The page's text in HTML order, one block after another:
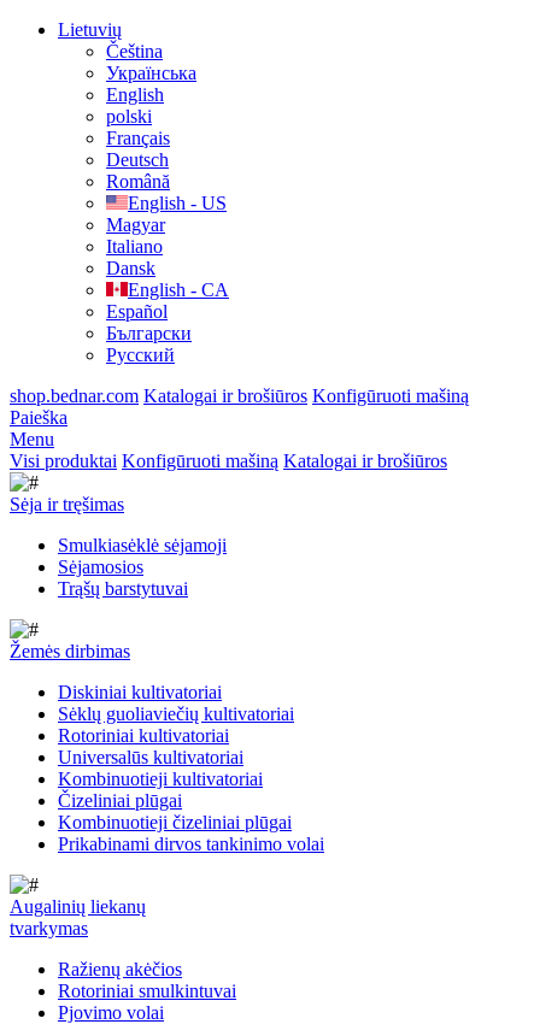
Lietuvių
Čeština
Українська
English
polski
Français
Deutsch
Română
English - US
Magyar
Italiano
Dansk
English - CA
Español
Български
Русский
shop.bednar.com Katalogai ir brošiūros Konfigūruoti mašiną
Paieška
Menu
Visi produktai Konfigūruoti mašiną Katalogai ir brošiūros
Sėja ir tręšimas
Smulkiasėklė sėjamoji
Sėjamosios
Trąšų barstytuvai
Žemės dirbimas
Diskiniai kultivatoriai
Sėklų guoliaviečių kultivatoriai
Rotoriniai kultivatoriai
Universalūs kultivatoriai
Kombinuotieji kultivatoriai
Čizeliniai plūgai
Kombinuotieji čizeliniai plūgai
Prikabinami dirvos tankinimo volai
Augalinių liekanų
tvarkymas
Ražienų akėčios
Rotoriniai smulkintuvai
Pjovimo volai